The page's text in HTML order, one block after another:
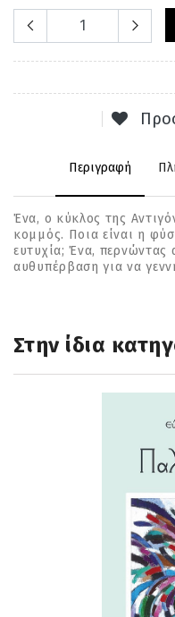
Περιγραφή
Ένα, ο κύκλος της
κομμός. Ποια είναι η
ευτυχία; Ένα, περνώντας
αυθυπέρβαση για να
Στην ίδια